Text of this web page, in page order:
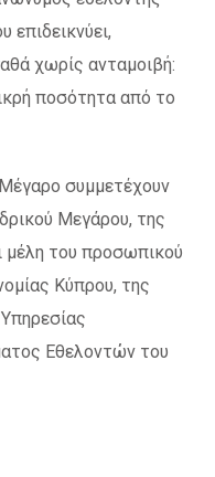
επιδεικνύει,
χωρίς ανταμοιβή:
ποσότητα από το
συμμετέχουν
Μεγάρου, της
του προσωπικού
Κύπρου, της
Εθελοντών του